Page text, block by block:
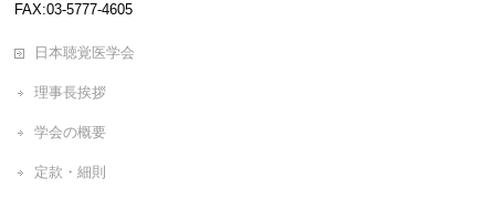
FAX:03-5777-4605
日本聴覚医学会
理事長挨拶
学会の概要
定款・細則